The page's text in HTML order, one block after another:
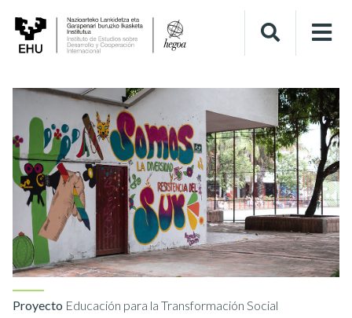
Proyecto Educación para la Transformación Social